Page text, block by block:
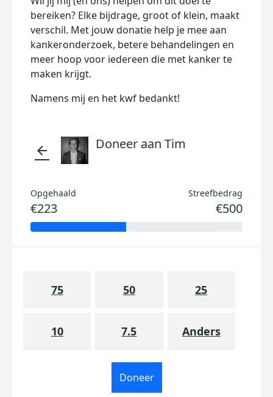
bereiken? Elke bijdrage, groot of klein, maakt
verschil. Met jouw donatie help je mee aan
kankeronderzoek, betere behandelingen en
meer hoop voor iedereen die met kanker te
maken krijgt.
Namens mij en het kwf bedankt!
arrow_back Doneer aan Tim
Opgehaald
€223
Streefbedrag
€500
75 50 25
10 7.5 Anders
Doneer